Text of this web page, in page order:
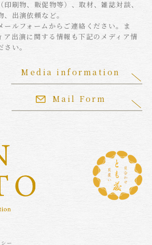
印刷物、販促物等）、取材、雑誌対談、
出演依頼など。
ールフォームからご連絡ください。ま
ア出演に関する情報も下記のメディア情
い。
Mail Form
Media information
ー